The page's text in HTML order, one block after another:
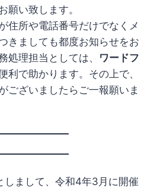
願い致します。
住所や電話番号だけでなくメ
きましても都度お知らせをお
処理担当としては、 ワードフ
利で助かります。その上で、
ございましたらご一報願いま
しまして、令和4年3月に開催